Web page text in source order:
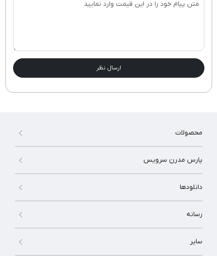
ارسال نظر
محصولات
پارس مدرن سرویس
دانلودها
رسانه
سایر